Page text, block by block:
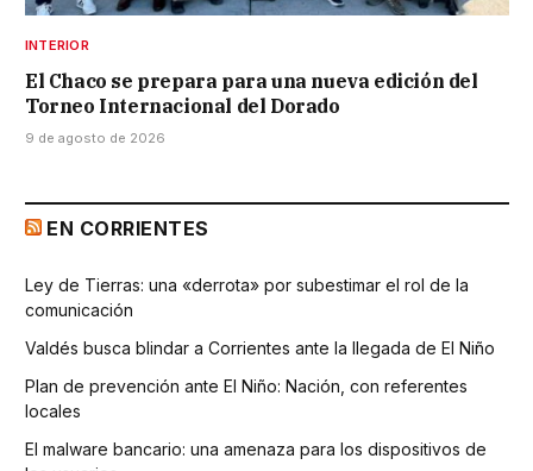
INTERIOR
El Chaco se prepara para una nueva edición del
Torneo Internacional del Dorado
9 de agosto de 2026
EN CORRIENTES
Ley de Tierras: una «derrota» por subestimar el rol de la
comunicación
Valdés busca blindar a Corrientes ante la llegada de El Niño
Plan de prevención ante El Niño: Nación, con referentes
locales
El malware bancario: una amenaza para los dispositivos de